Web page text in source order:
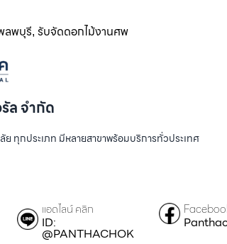
ลพบุรี, รับจัดดอกไม้งานศพ
ล จำกัด
ย ทุกประเภท มีหลายสาขาพร้อมบริการทั่วประเทศ
แอดไลน์ คลิก
ID:
@PANTHACHOK